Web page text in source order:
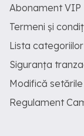
Abonament VIP
Termeni și
Lista categoriilor
Siguranța
Modifică
Regulament